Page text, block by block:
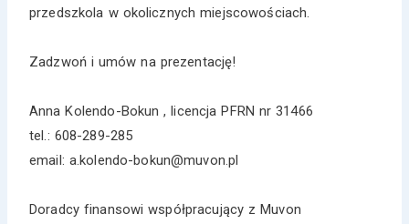
przedszkola w okolicznych miejscowościach.
Zadzwoń i umów na prezentację!
Anna Kolendo-Bokun , licencja PFRN nr 31466
tel.: 608-289-285
email: a.kolendo-bokun@muvon.pl
Doradcy finansowi współpracujący z Muvon